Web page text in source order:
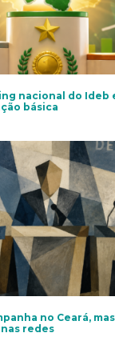
nacional do Ideb
básica
no Ceará,
redes